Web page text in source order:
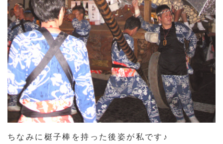
ちなみに梃子棒を持った後姿が私です♪